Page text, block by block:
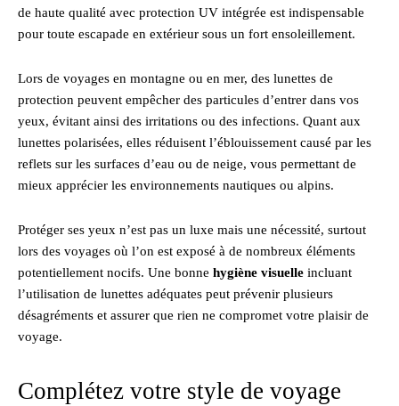
de haute qualité avec protection UV intégrée est indispensable
pour toute escapade en extérieur sous un fort ensoleillement.
Lors de voyages en montagne ou en mer, des lunettes de
protection peuvent empêcher des particules d’entrer dans vos
yeux, évitant ainsi des irritations ou des infections. Quant aux
lunettes polarisées, elles réduisent l’éblouissement causé par les
reflets sur les surfaces d’eau ou de neige, vous permettant de
mieux apprécier les environnements nautiques ou alpins.
Protéger ses yeux n’est pas un luxe mais une nécessité, surtout
lors des voyages où l’on est exposé à de nombreux éléments
potentiellement nocifs. Une bonne hygiène visuelle incluant
l’utilisation de lunettes adéquates peut prévenir plusieurs
désagréments et assurer que rien ne compromet votre plaisir de
voyage.
Complétez votre style de voyage